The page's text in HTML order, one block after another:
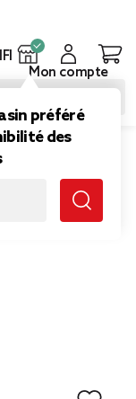
préféré
des
Mon compte
acier